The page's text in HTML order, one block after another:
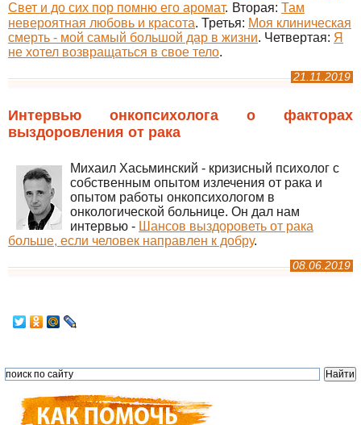
Свет и до сих пор помню его аромат. Вторая: Там
невероятная любовь и красота. Третья: Моя клиническая
смерть - мой самый большой дар в жизни. Четвертая: Я
не хотел возвращаться в свое тело.
21.11.2019
Интервью онкопсихолога о факторах
выздоровления от рака
Михаил Хасьминский - кризисный психолог с
собственным опытом излечения от рака и
опытом работы онкопсихологом в
онкологической больнице. Он дал нам
интервью - Шансов выздороветь от рака
больше, если человек направлен к добру.
08.06.2019